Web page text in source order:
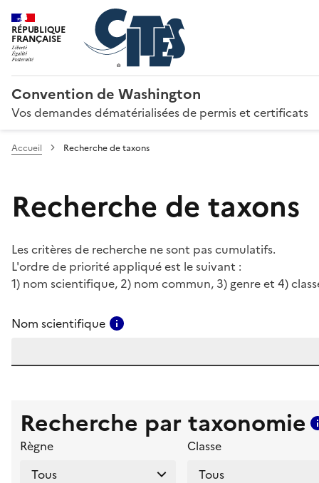
RÉPUBLIQUE
FRANÇAISE
Convention de Washington
Vos demandes dématérialisées de permis et certificats
Accueil Recherche de taxons
Recherche de taxons
Les critères de recherche ne sont pas cumulatifs.
L'ordre de priorité appliqué est le suivant :
1) nom scientifique, 2) nom commun, 3) genre et 4)
Nom scientifique
Recherche par taxonomie
Règne Classe